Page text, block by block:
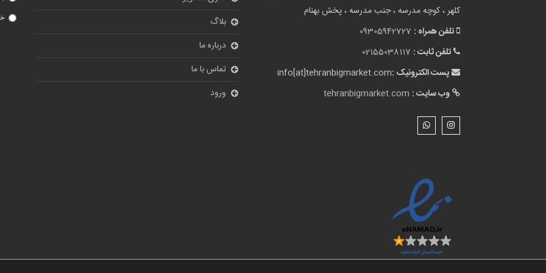
کلهر ، کوچه مدرسه ، جنب مدرسه ، پخش بهنام
تلفن همراه : 09305942727
تلفن ثابت : 02155038117
پست الکترونیک :info[at]tehranbigmarket.com
وب سایت : tehranbigmarket.com
بلاگ
درباره ما
تماس با ما
ورود